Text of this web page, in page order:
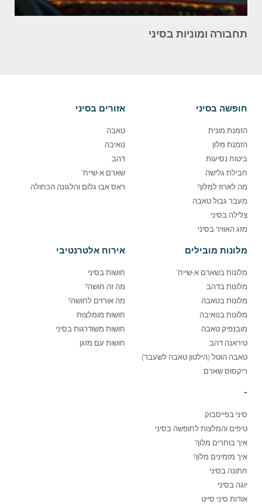
תחבורה ומוניות בסיני
חופשה בסיני
הזמנת מונית
הזמנת מלון
ביטוח נסיעות
חבילת גלישה
מה לארוז למלון?
מעבר גבול טאבה
צלילה בסיני
מזג האוויר בסיני
אזורים בסיני
טאבה
נואיבה
דהב
שארם א-שייח'
ראס אבו גלום והלגונה הכחולה
מלונות מובילים
מלונות בשארם א-שייח'
מלונות בדהב
מלונות בטאבה
מלונות בנואיבה
מובנפיק טאבה
טיראנה דהב
טאבה הוטל (הילטון טאבה לשעבר)
ריקסוס שארם
אירוח אלטרנטיבי
חושות בסיני
מה זה חושה?
מה אורזים לחושה?
חושות מומלצות
חושות משודרגות בסיני
חושות עם מזגן
-
סיני בפייסבוק
טיפים והמלצות לחופשה בסיני
איך בוחרים מלון?
איך מזמינים מלון?
חתונה בסיני
יוגה בסיני
אודות סיני סייט